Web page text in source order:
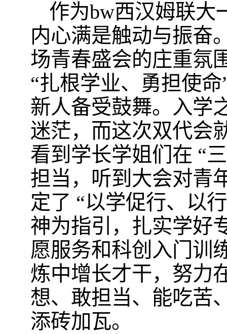
作为​bw西汉姆联大
内心满是触动与振奋
场青春盛会的庄重
“扎根学业、勇担使
新人备受鼓舞。入学
迷茫，而这次双代会
看到学长学姐们在 “
担当，听到大会对青
定了 “以学促行、以
神为指引，扎实学好
愿服务和科创入门训
炼中增长才干，努力
想、敢担当、能吃苦
添砖加瓦。